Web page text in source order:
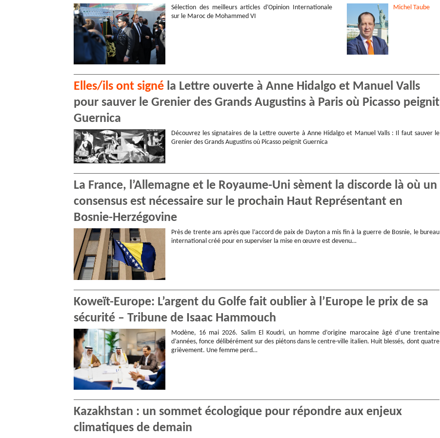
Sélection des meilleurs articles d’Opinion Internationale
sur le Maroc de Mohammed VI
Michel Taube
Elles/ils ont signé la Lettre ouverte à Anne Hidalgo et Manuel Valls
pour sauver le Grenier des Grands Augustins à Paris où Picasso peignit
Guernica
Découvrez les signataires de la Lettre ouverte à Anne Hidalgo et Manuel Valls : Il faut sauver le
Grenier des Grands Augustins où Picasso peignit Guernica
La France, l’Allemagne et le Royaume-Uni sèment la discorde là où un
consensus est nécessaire sur le prochain Haut Représentant en
Bosnie-Herzégovine
Près de trente ans après que l’accord de paix de Dayton a mis fin à la guerre de Bosnie, le bureau
international créé pour en superviser la mise en œuvre est devenu…
Koweït-Europe: L’argent du Golfe fait oublier à l’Europe le prix de sa
sécurité – Tribune de Isaac Hammouch
Modène, 16 mai 2026. Salim El Koudri, un homme d’origine marocaine âgé d’une trentaine
d’années, fonce délibérément sur des piétons dans le centre-ville italien. Huit blessés, dont quatre
grièvement. Une femme perd…
Kazakhstan : un sommet écologique pour répondre aux enjeux
climatiques de demain